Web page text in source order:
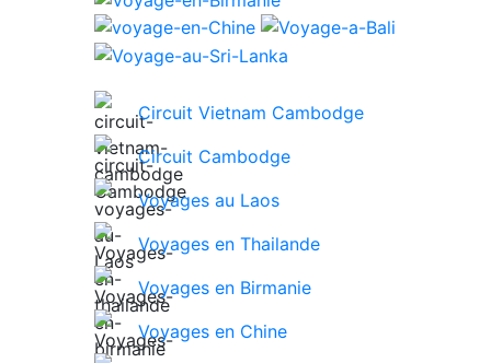
Circuit Vietnam Cambodge
Circuit Cambodge
Voyages au Laos
Voyages en Thailande
Voyages en Birmanie
Voyages en Chine